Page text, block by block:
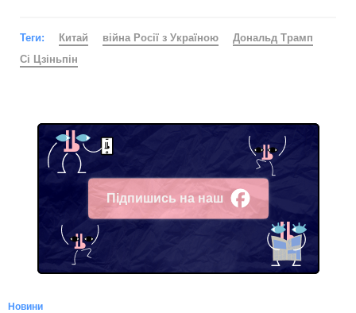
Теги: Китай війна Росії з Україною
Дональд Трамп
Сі Цзіньпін
Підпишись на наш
Facebook
Новини